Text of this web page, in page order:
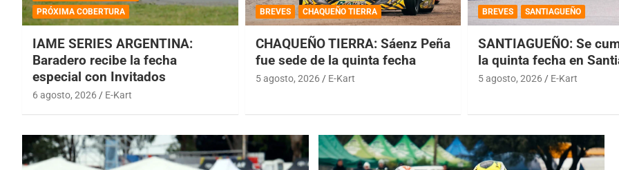
PRÓXIMA COBERTURA
IAME SERIES ARGENTINA:
Baradero recibe la fecha
especial con Invitados
6 agosto, 2026 E-Kart
BREVES CHAQUEÑO TIERRA
CHAQUEÑO TIERRA: Sáenz Peña
fue sede de la quinta fecha
5 agosto, 2026 E-Kart
BREVES SANTIAGUEÑO
SANTIAGUEÑO: Se
la quinta fecha en
5 agosto, 2026 E-Kart